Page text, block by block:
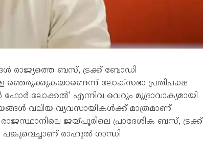
രാജ്യത്തെ ബസ്, ട്രക്ക് ബോഡി
ഞെരുക്കുകയാണെന്ന് ലോക്സഭാ പ്രതിപക്ഷ
ലോക്കൽ’ എന്നിവ വെറും മുദ്രാവാക്യമായി
വലിയ വ്യവസായികൾക്ക് മാത്രമാണ്
ജയ്പൂരിലെ പ്രാദേശിക ബസ്, ട്രക്ക്
രാഹുൽ ഗാന്ധി